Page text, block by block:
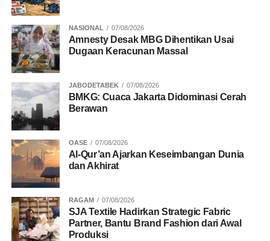
Selain itu, percepatan penyelesaian Perdasus, Perdasi,
serta revisi PP Nomor 54 Tahun 2004 tentang MRP
menjadi prioritas agar payung hukum kebijakan Otsus
lebih adaptif.
Moratorium Alasan Keamanan bagi Aparatur Sipil
Terdapat sorotan tajam terhadap kinerja guru dan
tenaga medis di pedalaman yang kerap
menjadikan faktor keamanan sebagai alasan
untuk meninggalkan tempat tugas.
Forum menegaskan perlunya ketegasan dalam tata
Cerdas” mustahil tercapai jika aparatur sipil hanya
menuntut gaji tanpa kehadiran fisik di wilayah tugas.
NASIONAL 07/08/2026
Amnesty Desak MBG Dihentikan Usai
Dugaan Keracunan Massal
JABODETABEK 07/08/2026
BMKG: Cuaca Jakarta Didominasi Cerah
Berawan
OASE 07/08/2026
Al-Qur’an Ajarkan Keseimbangan Dunia
dan Akhirat
RAGAM 07/08/2026
SJA Textile Hadirkan Strategic Fabric
Partner, Bantu Brand Fashion dari Awal
Produksi